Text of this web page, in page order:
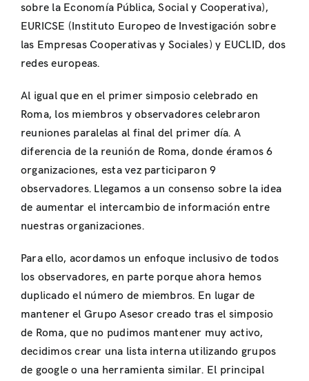
sobre la Economía Pública, Social y Cooperativa),
EURICSE (Instituto Europeo de Investigación sobre
las Empresas Cooperativas y Sociales) y EUCLID, dos
redes europeas.
Al igual que en el primer simposio celebrado en
Roma, los miembros y observadores celebraron
reuniones paralelas al final del primer día. A
diferencia de la reunión de Roma, donde éramos 6
organizaciones, esta vez participaron 9
observadores. Llegamos a un consenso sobre la idea
de aumentar el intercambio de información entre
nuestras organizaciones.
Para ello, acordamos un enfoque inclusivo de todos
los observadores, en parte porque ahora hemos
duplicado el número de miembros. En lugar de
mantener el Grupo Asesor creado tras el simposio
de Roma, que no pudimos mantener muy activo,
decidimos crear una lista interna utilizando grupos
de google o una herramienta similar. El principal